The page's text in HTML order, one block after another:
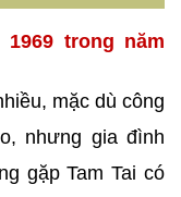
trong năm
mặc dù công
nhưng gia đình
gặp Tam Tai có